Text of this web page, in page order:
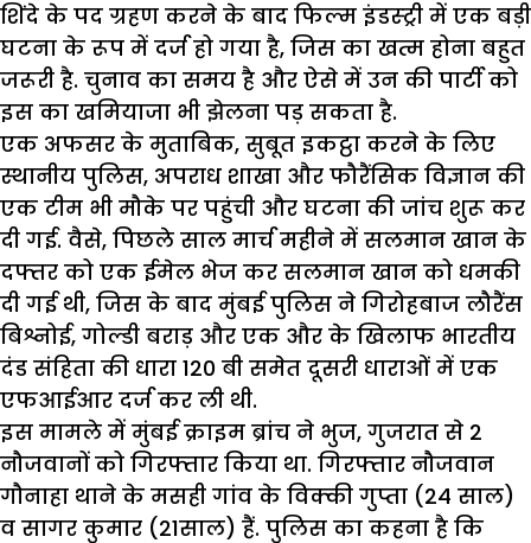
शिंदे के पद ग्रहण करने के बाद फिल्म इंडस्ट्री में एक बड़ी
घटना के रूप में दर्ज हो गया है, जिस का खत्म होना बहुत
जरूरी है. चुनाव का समय है और ऐसे में उन की पार्टी को
इस का खमियाजा भी झेलना पड़ सकता है.
एक अफसर के ‌मुताबिक, सुबूत इकट्ठा करने के लिए
स्थानीय पुलिस, अपराध शाखा और फौरैंसिक विज्ञान की
एक टीम भी मौके पर पहुंची और घटना की जांच शुरू कर
दी गई. वैसे, पिछले साल मार्च महीने में सलमान खान के
दफ्तर को एक ईमेल भेज कर सलमान खान को धमकी
दी गई थी, जिस के बाद मुंबई पुलिस ने गिरोहबाज लौरैंस
बिश्नोई, गोल्डी बराड़ और एक और के खिलाफ भारतीय
दंड संहिता की धारा 120 बी समेत दूसरी धाराओं में एक
एफआईआर दर्ज कर ली थी.
इस मामले में मुंबई क्राइम ब्रांच ने भुज, गुजरात से 2
नौजवानों को गिरफ्तार किया था. गिरफ्तार नौजवान
गौनाहा थाने के मसही गांव के विक्की गुप्ता (24 साल)
व सागर कुमार (21साल) हैं. पुलिस का कहना है कि